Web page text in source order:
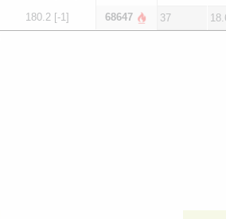
180.2 [-1] 68647 37